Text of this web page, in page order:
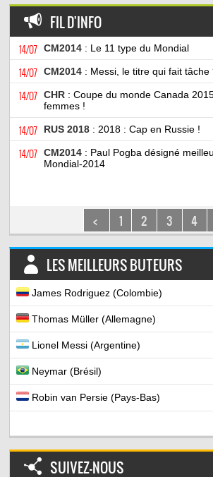
FIL D'INFO
14/07 CM2014 : Le 11 type du Mondial
14/07 CM2014 : Messi, le titre qui fait tâche
14/07 CHR : Coupe du monde Canada
femmes !
14/07 RUS 2018 : 2018 : Cap en Russie !
14/07 CM2014 : Paul Pogba désigné
Mondial-2014
< 1 2 3 4
LES MEILLEURS BUTEURS
James Rodriguez (Colombie)
Thomas Müller (Allemagne)
Lionel Messi (Argentine)
Neymar (Brésil)
Robin van Persie (Pays-Bas)
SUIVEZ-NOUS